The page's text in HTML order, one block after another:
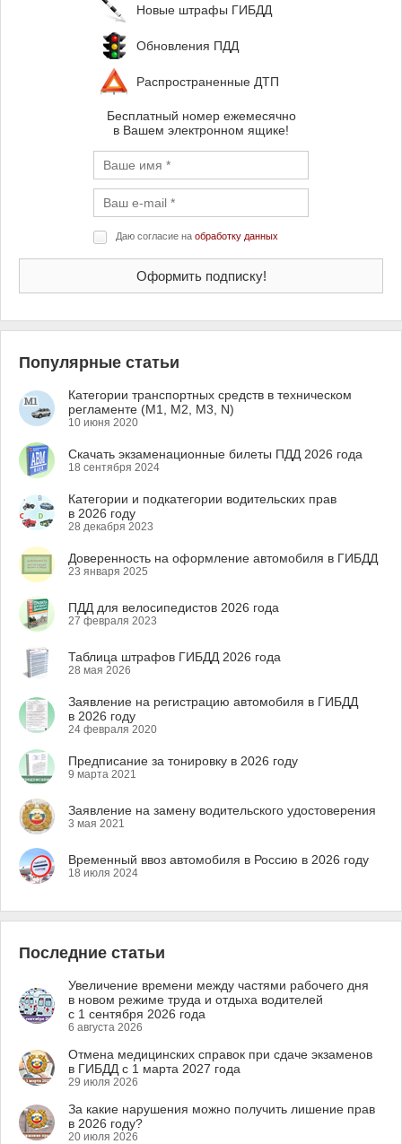
Новые штрафы ГИБДД
Обновления ПДД
Распространенные ДТП
Бесплатный номер ежемесячно
в Вашем электронном ящике!
Даю согласие на обработку данных
Популярные статьи
Категории транспортных средств в техническом
регламенте (M1, M2, M3, N)
10 июня 2020
Скачать экзаменационные билеты ПДД 2026 года
18 сентября 2024
Категории и подкатегории водительских прав
в 2026 году
28 декабря 2023
Доверенность на оформление автомобиля в ГИБДД
23 января 2025
ПДД для велосипедистов 2026 года
27 февраля 2023
Таблица штрафов ГИБДД 2026 года
28 мая 2026
Заявление на регистрацию автомобиля в ГИБДД
в 2026 году
24 февраля 2020
Предписание за тонировку в 2026 году
9 марта 2021
Заявление на замену водительского удостоверения
3 мая 2021
Временный ввоз автомобиля в Россию в 2026 году
18 июля 2024
Последние статьи
Увеличение времени между частями рабочего дня
в новом режиме труда и отдыха водителей
с 1 сентября 2026 года
6 августа 2026
Отмена медицинских справок при сдаче экзаменов
в ГИБДД с 1 марта 2027 года
29 июля 2026
За какие нарушения можно получить лишение прав
в 2026 году?
20 июля 2026